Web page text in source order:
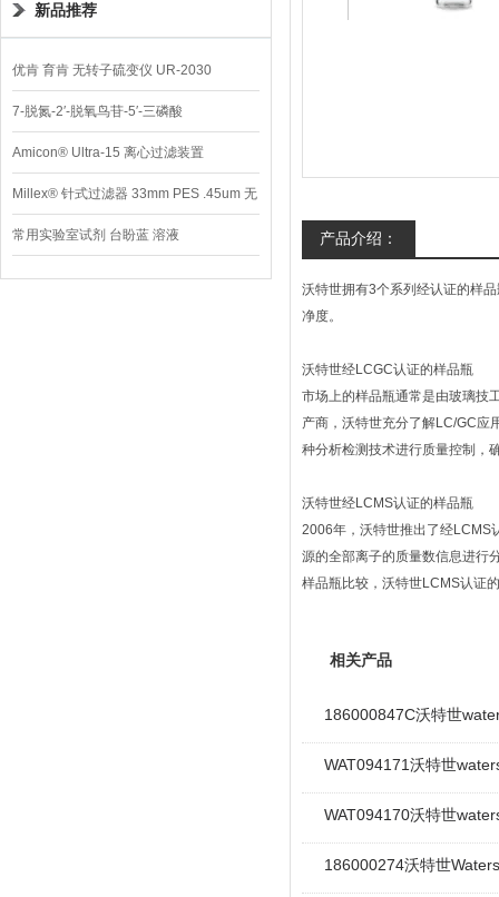
新品推荐
优肯 育肯 无转子硫变仪 UR-2030
7-脱氮-2′-脱氧鸟苷-5′-三磷酸
Amicon® Ultra-15 离心过滤装置
Millex® 针式过滤器 33mm PES .45um 无
菌
常用实验室试剂 台盼蓝 溶液 产品介绍：
沃特世拥有3个系列经认证的样
净度。
沃特世经LCGC认证的样品瓶
市场上的样品瓶通常是由玻璃技
产商，沃特世充分了解LC/GC应
种分析检测技术进行质量控制，
沃特世经LCMS认证的样品瓶
2006年，沃特世推出了经LCMS
源的全部离子的质量数信息进行
样品瓶比较，沃特世LCMS认证
相关产品
186000847C沃特世
WAT094171沃特世
WAT094170沃特世
186000274沃特世